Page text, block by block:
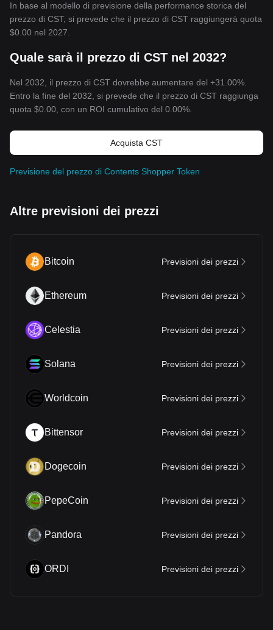
In base al modello di previsione della performance storica del
prezzo di CST, si prevede che il prezzo di CST raggiungerà quota
$0.00 nel 2027.
Quale sarà il prezzo di CST nel 2032?
Nel 2032, il prezzo di CST dovrebbe aumentare del +31.00%.
Entro la fine del 2032, si prevede che il prezzo di CST raggiunga
quota $0.00, con un ROI cumulativo del 0.00%.
Acquista CST
Previsione del prezzo di Contents Shopper Token
Altre previsioni dei prezzi
Bitcoin Previsioni dei prezzi
Ethereum Previsioni dei prezzi
Celestia Previsioni dei prezzi
Solana Previsioni dei prezzi
Worldcoin Previsioni dei prezzi
Bittensor Previsioni dei prezzi
Dogecoin Previsioni dei prezzi
PepeCoin Previsioni dei prezzi
Pandora Previsioni dei prezzi
ORDI Previsioni dei prezzi